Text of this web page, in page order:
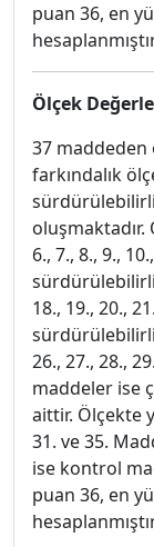
puan 36, en
Ölçek
37
farkındalık
oluşmaktadır.
6., 7., 8., 9.,
18., 19., 20.,
26., 27., 28.,
maddeler ise
aittir. Ölçekte
31. ve 35.
ise kontrol
puan 36, en